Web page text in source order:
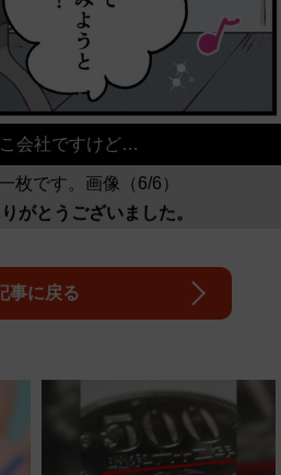
会社ですけど…
枚です。画像（6/6）
がとうございました。
事に戻る